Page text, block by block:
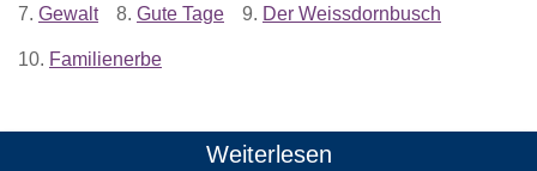
7. Gewalt 8. Gute Tage 9. Der Weissdornbusch
10. Familienerbe
Weiterlesen